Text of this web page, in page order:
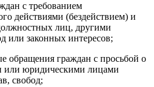
с требованием
действиями (бездействием) и
лиц, другими
или законных интересов;
обращения граждан с просьбой о
или юридическими лицами
свобод;